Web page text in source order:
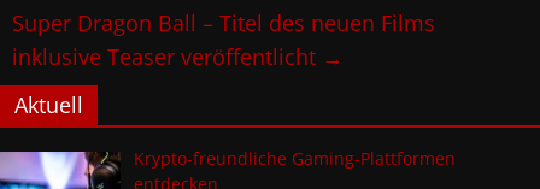
Super Dragon Ball – Titel des neuen Films
inklusive Teaser veröffentlicht →
Aktuell
Krypto-freundliche Gaming-Plattformen
entdecken